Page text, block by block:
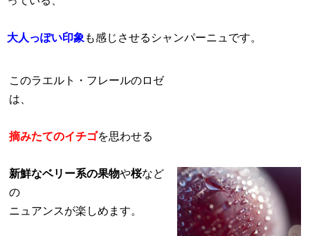
大人っぽい印象 も感じさせるシャンパーニュです。
このラエルト・フレールのロゼ
は、
摘みたてのイチゴを思わせる
新鮮なベリー系の果物や桜など
の
ニュアンスが楽しめます。